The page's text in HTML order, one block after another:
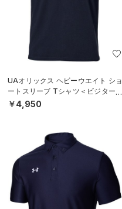
UAオリックス ヘビーウエイト ショ
ートスリーブ Tシャツ＜ビジター＞
（ベースボール/UNISEX）
￥4,950